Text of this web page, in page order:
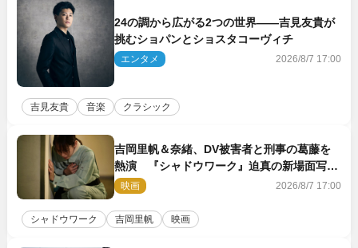
24の調から広がる2つの世界――吉見友貴が
挑むショパンとショスタコーヴィチ
エンタメ 2026/8/7 17:00
吉見友貴 音楽 クラシック
吉岡里帆＆奈緒、DV被害者と刑事の葛藤を
熱演 『シャドウワーク』迫真の新場面写真
公開
映画 2026/8/7 17:00
シャドウワーク 吉岡里帆 映画